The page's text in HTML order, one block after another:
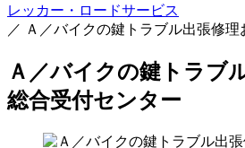
レッカー・ロードサービス
／ Ａ／バイクの鍵トラブル出張修
Ａ／バイクの鍵トラブ
総合受付センター